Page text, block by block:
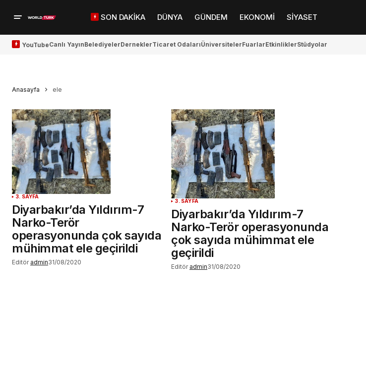
SON DAKİKA DÜNYA GÜNDEM EKONOMİ SİYASET
YouTubeCanlı YayınBelediyelerDerneklerTicaret OdalarıÜniversitelerFuarlarEtkinliklerStüdyolar
Anasayfa ele
3. SAYFA
Diyarbakır’da Yıldırım-7
Narko-Terör
operasyonunda çok sayıda
mühimmat ele geçirildi
Editör admin31/08/2020
3. SAYFA
Diyarbakır’da Yıldırım-7
Narko-Terör operasyonunda
çok sayıda mühimmat ele
geçirildi
Editör admin31/08/2020